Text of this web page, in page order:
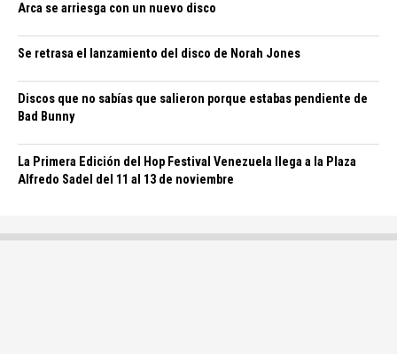
Arca se arriesga con un nuevo disco
Se retrasa el lanzamiento del disco de Norah Jones
Discos que no sabías que salieron porque estabas pendiente de
Bad Bunny
La Primera Edición del Hop Festival Venezuela llega a la Plaza
Alfredo Sadel del 11 al 13 de noviembre